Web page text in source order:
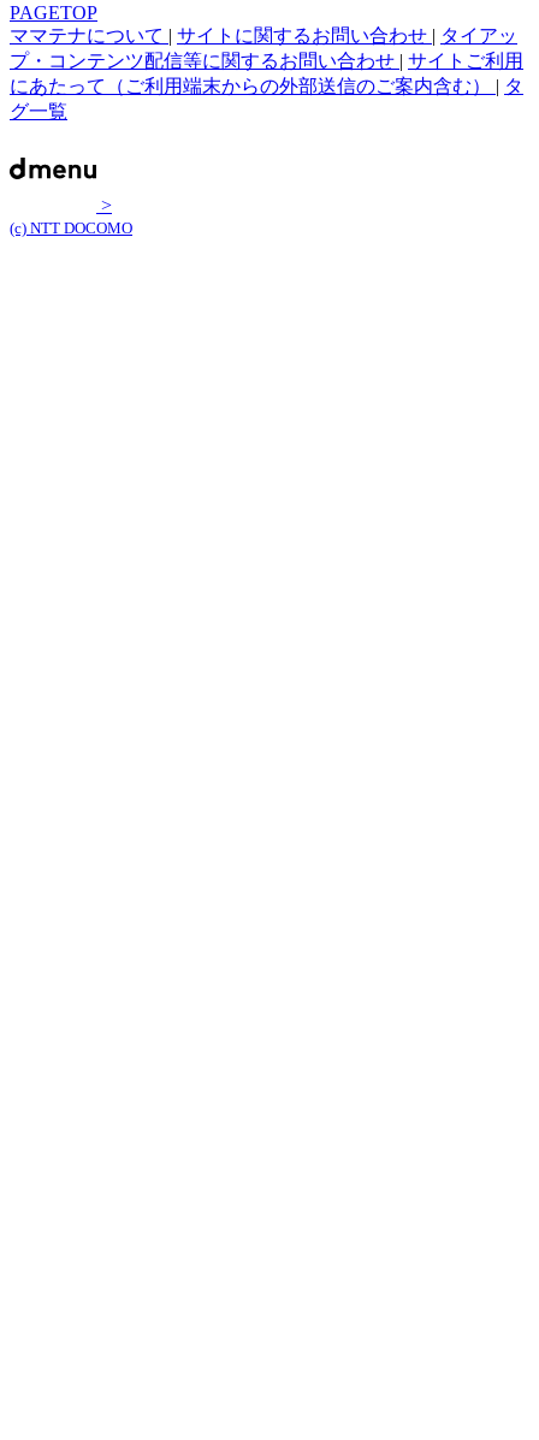
PAGETOP
ママテナについて | サイトに関するお問い合わせ | タイアッ
プ・コンテンツ配信等に関するお問い合わせ | サイトご利用
にあたって（ご利用端末からの外部送信のご案内含む） | タ
グ一覧
>
(c) NTT DOCOMO